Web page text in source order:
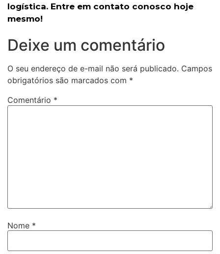
logística. Entre em contato conosco hoje
mesmo!
Deixe um comentário
O seu endereço de e-mail não será publicado. Campos
obrigatórios são marcados com *
Comentário *
Nome *